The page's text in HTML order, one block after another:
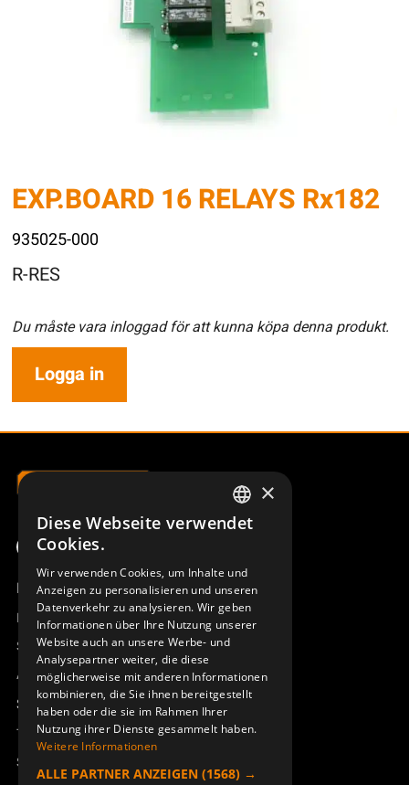
EXP.BOARD 16 RELAYS Rx182
935025-000
R-RES
Du måste vara inloggad för att kunna köpa denna produkt.
Logga in
Produktübersicht
Remotus
Sesam
Access_Ctrl
Support
Technischer Support
Service buchen
SWEDISH
DEUTSCH
×
Diese Webseite verwendet
Cookies.
Wir verwenden Cookies, um Inhalte und
Anzeigen zu personalisieren und unseren
Datenverkehr zu analysieren. Wir geben
Informationen über Ihre Nutzung unserer
Website auch an unsere Werbe- und
Analysepartner weiter, die diese
möglicherweise mit anderen Informationen
kombinieren, die Sie ihnen bereitgestellt
haben oder die sie im Rahmen Ihrer
Nutzung ihrer Dienste gesammelt haben.
Weitere Informationen
ALLE PARTNER ANZEIGEN (1568) →